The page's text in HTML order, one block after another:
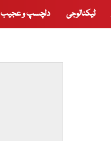
ٹیکنالوجی دلچسپ و عجیب